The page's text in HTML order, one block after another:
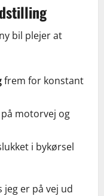
bil plejer at
frem for konstant
på motorvej og
i bykørsel
er på vej ud